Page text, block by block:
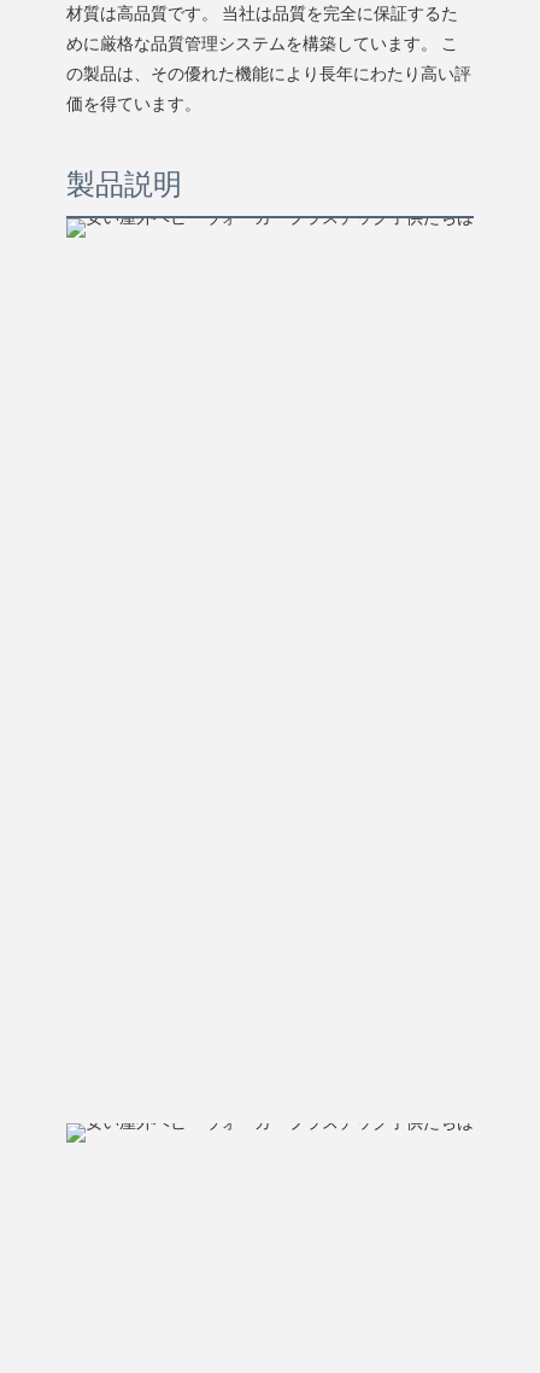
材質は高品質です。 当社は品質を完全に保証するた
めに厳格な品質管理システムを構築しています。 こ
の製品は、その優れた機能により長年にわたり高い評
価を得ています。
製品説明